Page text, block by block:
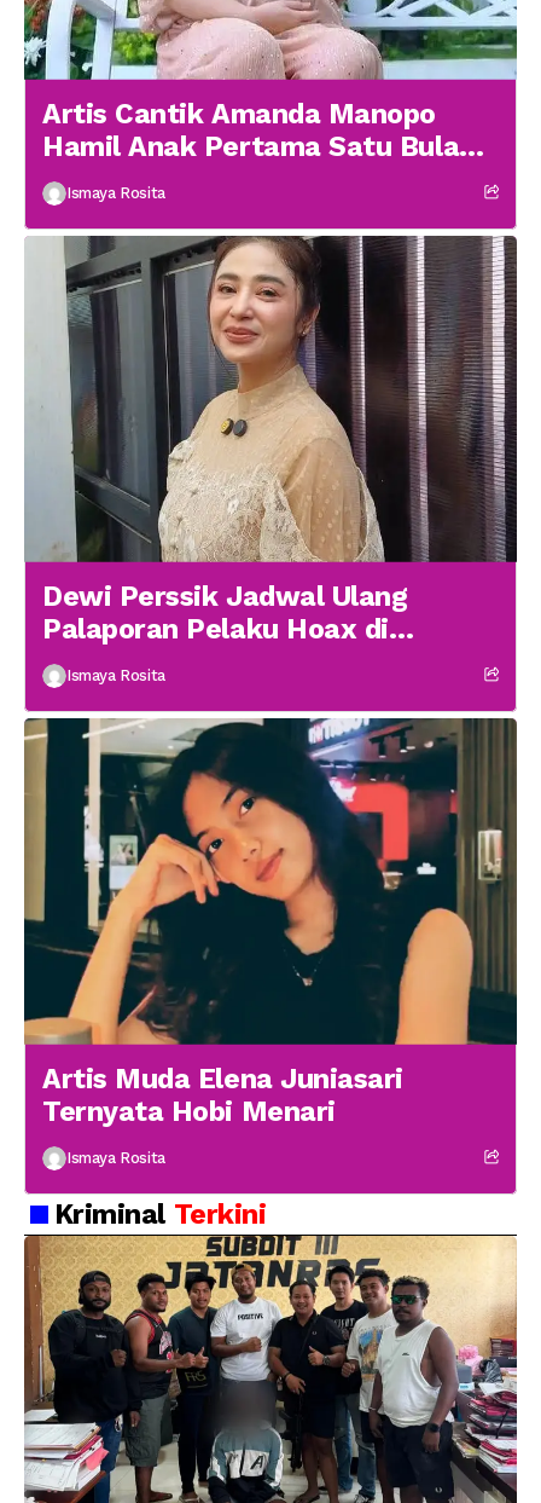
Artis Cantik Amanda Manopo
Hamil Anak Pertama Satu Bulan
menikah
Ismaya Rosita
Dewi Perssik Jadwal Ulang
Palaporan Pelaku Hoax di
Medsos
Ismaya Rosita
Artis Muda Elena Juniasari
Ternyata Hobi Menari
Ismaya Rosita
Kriminal Terkini